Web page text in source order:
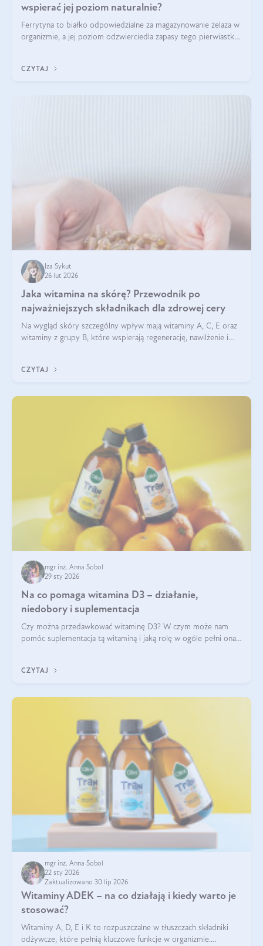
wspierać jej poziom naturalnie?
Ferrytyna to białko odpowiedzialne za magazynowanie żelaza w
organizmie, a jej poziom odzwierciedla zapasy tego pierwiastka.
funkcjonowanie (
CZYTAJ
Iza Sykut
26 lut 2026
Jaka witamina na skórę? Przewodnik po
najważniejszych składnikach dla zdrowej cery
Na wygląd skóry szczególny wpływ mają witaminy A, C, E oraz
witaminy z grupy B, które wspierają regenerację, nawilżenie i
CZYTAJ
mgr inż. Anna Sobol
29 sty 2026
Na co pomaga witamina D3 – działanie,
niedobory i suplementacja
Czy można przedawkować witaminę D3? W czym może nam
pomóc suplementacja tą witaminą i jaką rolę w ogóle pełni ona
robić?
CZYTAJ
mgr inż. Anna Sobol
22 sty 2026
Zaktualizowano 30 lip 2026
Witaminy ADEK – na co działają i kiedy warto je
stosować?
Witaminy A, D, E i K to rozpuszczalne w tłuszczach składniki
odżywcze, które pełnią kluczowe funkcje w organizmie.